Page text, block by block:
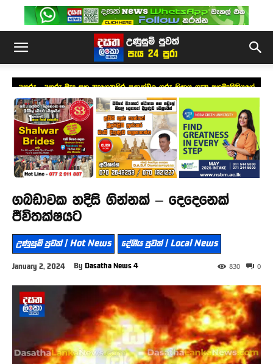
උතුරු , උතුරු මැද සහ නැගෙනහිර පළාත්වල ගුරු හිඟය ගැන අගමැතිනියගේ
අවධානය
ගබඩාවක හදිසි ගින්නක් – දෙදෙනෙක්
ජීවිතක්ෂයට
උණුසුම් පුවත් | Hot News දේශීය පුවත් | Local News
January 2, 2024 By Dasatha News 4 0
830